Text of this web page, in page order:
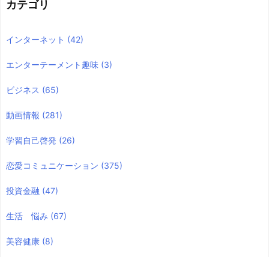
カテゴリ
インターネット (42)
エンターテーメント趣味 (3)
ビジネス (65)
動画情報 (281)
学習自己啓発 (26)
恋愛コミュニケーション (375)
投資金融 (47)
生活 悩み (67)
美容健康 (8)